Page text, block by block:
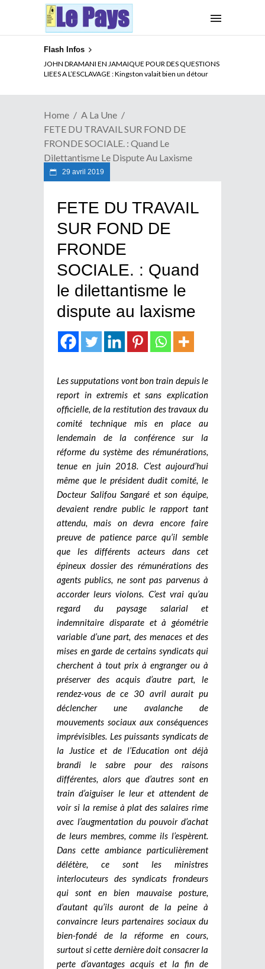
Flash Infos
JOHN DRAMANI EN JAMAIQUE POUR DES QUESTIONS
LIEES A L’ESCLAVAGE : Kingston valait bien un détour
ELECTION DE TALON A LA TETE DU SENAT BENINOIS :
Quand Patrice quitte le pouvoir sans partir !
Home
A La Une
FETE DU TRAVAIL SUR FOND DE
FRONDE SOCIALE. : Quand Le
Dilettantisme Le Dispute Au Laxisme
29 avril 2019
FETE DU TRAVAIL
SUR FOND DE
FRONDE
SOCIALE. : Quand
le dilettantisme le
dispute au laxisme
Les supputations vont bon train depuis le
report in extremis et sans explication
officielle, de la restitution des travaux du
comité technique mis en place au
lendemain de la conférence sur la
réforme du système des rémunérations,
tenue en juin 2018. C’est aujourd’hui
même que le président dudit comité, le
Docteur Salifou Sangaré et son équipe,
devaient rendre public le rapport tant
attendu, mais on devra encore faire
preuve de patience parce qu’il semble
que les différents acteurs dans cet
épineux dossier des rémunérations des
agents publics, ne sont pas parvenus à
accorder leurs violons. C’est vrai qu’au
regard du paysage salarial et
indemnitaire disparate et à géométrie
variable d’une part, des menaces et des
mises en garde de certains syndicats qui
cherchent à tout prix à engranger ou à
préserver des acquis d’autre part, le
rendez-vous de ce 30 avril aurait pu
déclencher une avalanche de
mouvements sociaux aux conséquences
imprévisibles. Les puissants syndicats de
la Justice et de l’Education ont déjà
brandi le sabre pour des raisons
différentes, alors que d’autres sont en
train d’aiguiser le leur et attendent de
voir si la remise à plat des salaires rime
avec l’augmentation du pouvoir d’achat
de leurs membres, comme ils l’espèrent.
Dans cette ambiance particulièrement
délétère, ce sont les ministres
interlocuteurs des syndicats frondeurs
qui sont en bien mauvaise posture,
d’autant qu’ils auront de la peine à
convaincre leurs partenaires sociaux du
bien-fondé de la réforme en cours,
surtout si cette dernière doit consacrer la
perte d’avantages acquis et la fin de